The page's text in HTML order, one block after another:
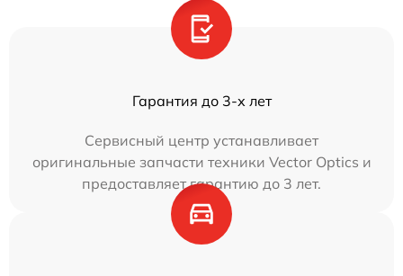
Гарантия до 3-х лет
Сервисный центр устанавливает
оригинальные запчасти техники Vector Optics и
предоставляет гарантию до 3 лет.